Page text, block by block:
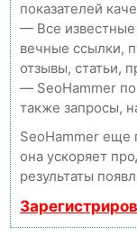
показателей
— Все
вечные ссылки,
отзывы, статьи,
— SeoHammer
также запросы,
SeoHammer еще
она ускоряет
результаты